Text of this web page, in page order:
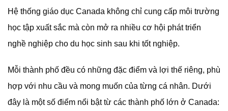
Hệ thống giáo dục Canada không chỉ cung cấp môi trường
học tập xuất sắc mà còn mở ra nhiều cơ hội phát triển
nghề nghiệp cho du học sinh sau khi tốt nghiệp.
Mỗi thành phố đều có những đặc điểm và lợi thế riêng, phù
hợp với nhu cầu và mong muốn của từng cá nhân. Dưới
đây là một số điểm nổi bật từ các thành phố lớn ở Canada: